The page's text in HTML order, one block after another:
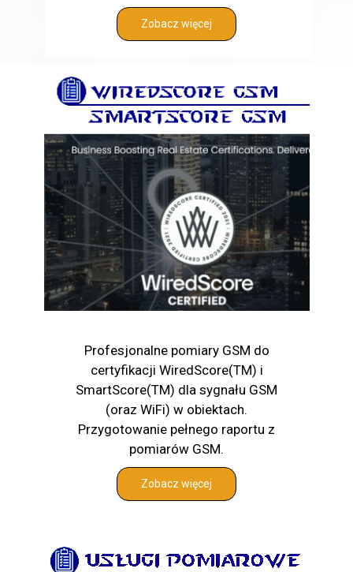
Zobacz więcej
Profesjonalne pomiary GSM do
certyfikacji WiredScore(TM) i
SmartScore(TM) dla sygnału GSM
(oraz WiFi) w obiektach.
Przygotowanie pełnego raportu z
pomiarów GSM.
Zobacz więcej